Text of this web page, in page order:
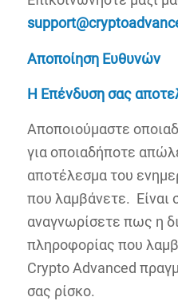
support@
Αποποίηση Ευθυνών
Η Επένδυση σας
Αποποιούμαστε
για οποιαδήποτε
αποτέλεσμα του
που λαμβάνετε. Είναι
αναγνωρίσετε πως η
πληροφορίας που
Crypto Advanced
σας ρίσκο.